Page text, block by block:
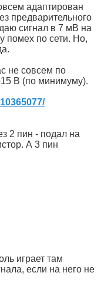
адаптирован
предварительного
сигнал в 7 мВ на
помех по сети. Но,
не совсем по
В (по минимуму).
2 пин - подал на
А 3 пин
играет там
если на него не